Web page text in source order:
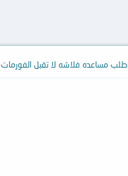
طلب مساعده فلاشه لا تقبل الفورمات